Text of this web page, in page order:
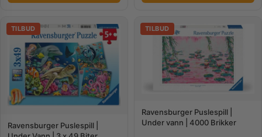
TILBUD
Ravensburger Puslespill |
TILBUD
Ravensburger Puslespill |
Under vann | 4000 Brikker